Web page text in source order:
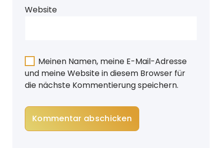
Website
Meinen Namen, meine E-Mail-Adresse
und meine Website in diesem Browser für
die nächste Kommentierung speichern.